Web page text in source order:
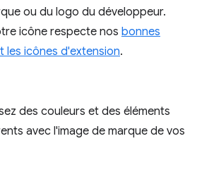
ou du logo du développeur.
icône respecte nos bonnes
icônes d'extension.
des couleurs et des éléments
avec l'image de marque de vos